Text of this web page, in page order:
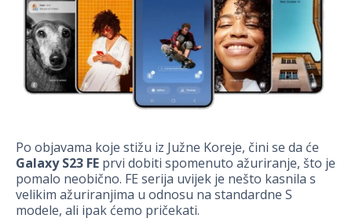
Po objavama koje stižu iz Južne Koreje, čini se da će
Galaxy S23 FE prvi dobiti spomenuto ažuriranje, što je
pomalo neobično. FE serija uvijek je nešto kasnila s
velikim ažuriranjima u odnosu na standardne S
modele, ali ipak ćemo pričekati.